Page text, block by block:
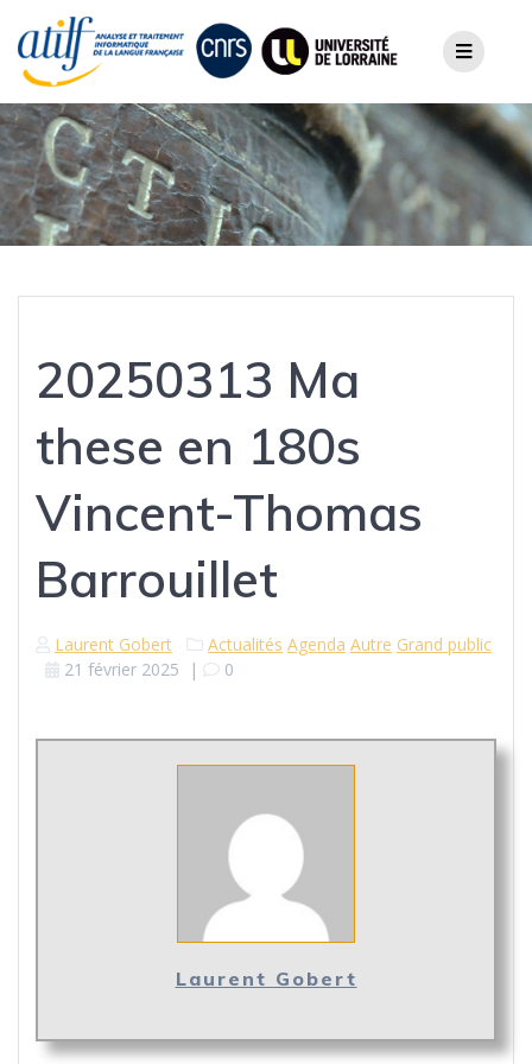
content
20250313 Ma
these en 180s
Vincent-Thomas
Barrouillet
Laurent Gobert Actualités Agenda Autre Grand public
21 février 2025 | 0
Laurent Gobert